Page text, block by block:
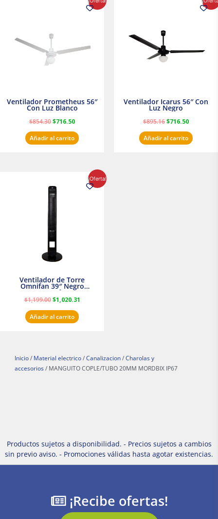
Ventilador Prometheus 56″
Con Luz Blanco
$854.30$716.50
precio
actual
Añadir al carrito
Ventilador Icarus 56″ Con
Luz Negro
$895.16$716.50
precio
actual
Añadir al carrito
¡Oferta!
Ventilador de Torre
Omnifan 39″ Negro
Masterfan
$1,199.00
original
era:
$1,020.31
precio
actual
Añadir al carrito
Inicio / Material electrico / Canalizacion / Charolas y
accesorios / MANGUITO COPLE/TUBO 20MM MORDBIX IP67
Productos sujetos a disponibilidad. - Precios sujetos a cambios
sin previo aviso. - Promociones válidas hasta agotar existencias.
¡Recibe ofertas!